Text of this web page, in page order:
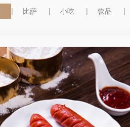
比萨 小吃 饮品